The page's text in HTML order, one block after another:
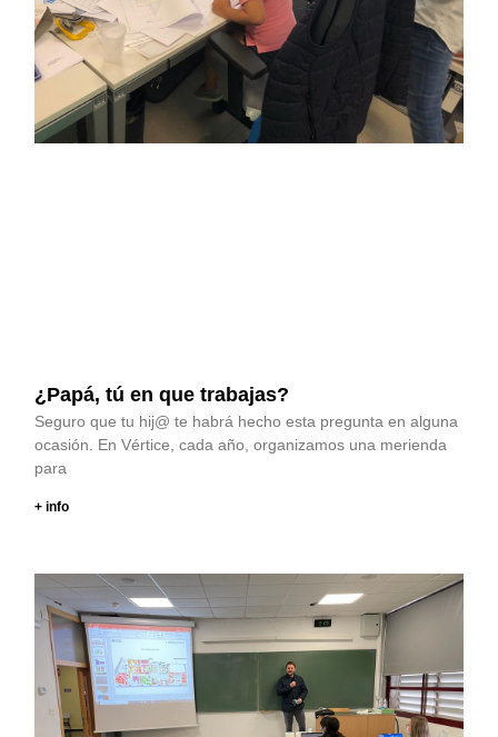
¿Papá, tú en que trabajas?
Seguro que tu hij@ te habrá hecho esta pregunta en alguna
ocasión. En Vértice, cada año, organizamos una merienda
para
+ info